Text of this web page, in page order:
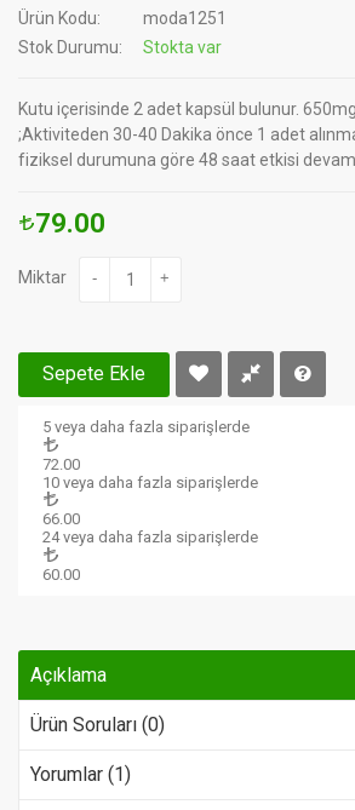
Ürün Kodu:
moda1251
Stok Durumu:
Stokta var
Kutu içerisinde 2 adet kapsül bulunur.
;Aktiviteden 30-40 Dakika önce 1 adet
fiziksel durumuna göre 48 saat etkisi
79.00
Miktar - +
Sepete Ekle
5 veya daha fazla siparişlerde
72.00
10 veya daha fazla siparişlerde
66.00
24 veya daha fazla siparişlerde
60.00
Açıklama
Ürün Soruları (0)
Yorumlar (1)